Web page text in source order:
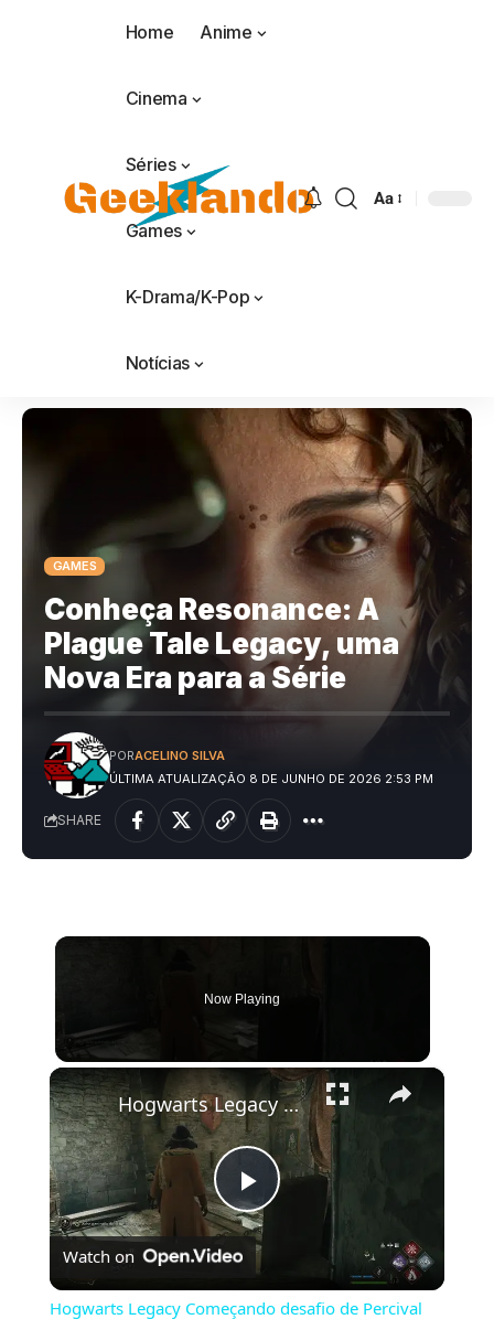
Home Anime
Cinema
Séries
Games
K-Drama/K-Pop
Notícias
Aa
GAMES
Conheça Resonance: A
Plague Tale Legacy, uma
Nova Era para a Série
ÚLTIMA ATUALIZAÇÃO 8 DE JUNHO DE 2026 2:53 PM
PORACELINO SILVA
SHARE
Now Playing
×
Play
Video
Hogwarts Legacy Começando desafio de Percival Rackham
Watch on
Hogwarts Legacy Começando desafio de Percival